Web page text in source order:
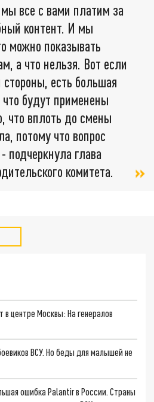
мы все с вами платим за
контент. И мы
можно показывать
а что нельзя. Вот если
есть большая
что будут применены
что вплоть до смены
потому что вопрос
подчеркнула глава
комитета.
центре Москвы: На генералов
ВСУ. Но беды для малышей не
ошибка Palantir в России. Страны